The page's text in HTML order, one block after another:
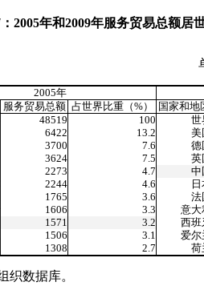
： 2005年和2009年服务贸易总额居
单位：亿
2005年
服务贸易总额 占世界比重（%）
国家和地
48519 100
世
6422 13.2
美
3700 7.6
德
3624 7.5
英
2273 4.7
中
2244 4.6
1765 3.6
法
1606 3.3
意大
1571 3.2
西班
1506 3.1
爱尔
1308 2.7 荷
织数据库。